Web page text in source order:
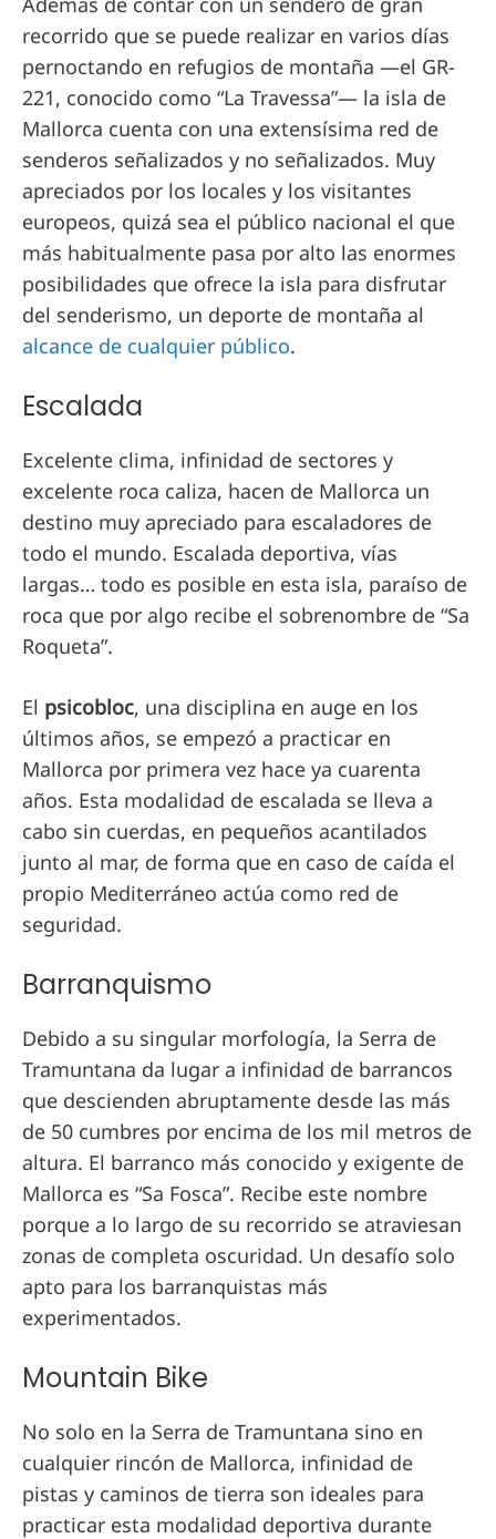
recorrido que se puede realizar en varios días
pernoctando en refugios de montaña —el GR-
221, conocido como “La Travessa”— la isla de
Mallorca cuenta con una extensísima red de
senderos señalizados y no señalizados. Muy
apreciados por los locales y los visitantes
europeos, quizá sea el público nacional el que
más habitualmente pasa por alto las enormes
posibilidades que ofrece la isla para disfrutar
del senderismo, un deporte de montaña al
alcance de cualquier público.
Escalada
Excelente clima, infinidad de sectores y
excelente roca caliza, hacen de Mallorca un
destino muy apreciado para escaladores de
todo el mundo. Escalada deportiva, vías
largas… todo es posible en esta isla, paraíso de
roca que por algo recibe el sobrenombre de “Sa
Roqueta”.
El psicobloc, una disciplina en auge en los
últimos años, se empezó a practicar en
Mallorca por primera vez hace ya cuarenta
años. Esta modalidad de escalada se lleva a
cabo sin cuerdas, en pequeños acantilados
junto al mar, de forma que en caso de caída el
propio Mediterráneo actúa como red de
seguridad.
Barranquismo
Debido a su singular morfología, la Serra de
Tramuntana da lugar a infinidad de barrancos
que descienden abruptamente desde las más
de 50 cumbres por encima de los mil metros de
altura. El barranco más conocido y exigente de
Mallorca es “Sa Fosca”. Recibe este nombre
porque a lo largo de su recorrido se atraviesan
zonas de completa oscuridad. Un desafío solo
apto para los barranquistas más
experimentados.
Mountain Bike
No solo en la Serra de Tramuntana sino en
cualquier rincón de Mallorca, infinidad de
pistas y caminos de tierra son ideales para
practicar esta modalidad deportiva durante